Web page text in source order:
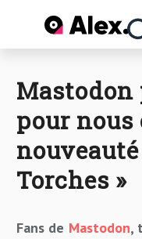
Mastodon
pour
Torches »
Fans de Mastodon,